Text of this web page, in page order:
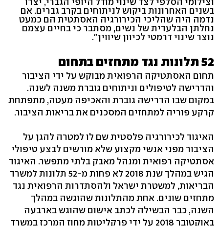
בשנים האחרונות ביקוש לניתוחים בקרב גברים. אם
נדמה היה שהליכי הכירורגיה האסתטית הם כמעט
נחלתן הבלעדית של נשים, מסתבר כי בחיים עצמם
נוצר שינוי דרמטי לכיוון שיווין".
52 תלונות נגד מתחזים בתחום
תחום האסתטיקה הרפואית מבוקש על ידי הציבור
והדרישה לטיפולים וניתוחים גוברת משנה לשנה.
במקום שבו הדרישה גוברת והאכיפה מעטה, מתפתחת
קרקע פוריה למתחזים המסכנים את בריאות הציבור.
האיגוד לכירורגיה פלסטית שם לו למטרה להגן על
הציבור מפני אנשי מקצוע שלא מורשים לבצע טיפולי
אסתטיקה רפואית ומנהל מאבק בלתי מתפשר. האיגוד
הגיש במהלך שנת 2018 לא פחות מ-52 תלונות למשרד
הבריאות, למשטרת ישראל ולהסתדרות הרפואית נגד
מתחזים שונים. אחת מהתלונות שהוגשה במהלך
השנה, כבר הבשילה לכתב אישום שהוגש בארבעה
באוקטובר 2018 על ידי פרקליטות מחוז המרכז במשרד